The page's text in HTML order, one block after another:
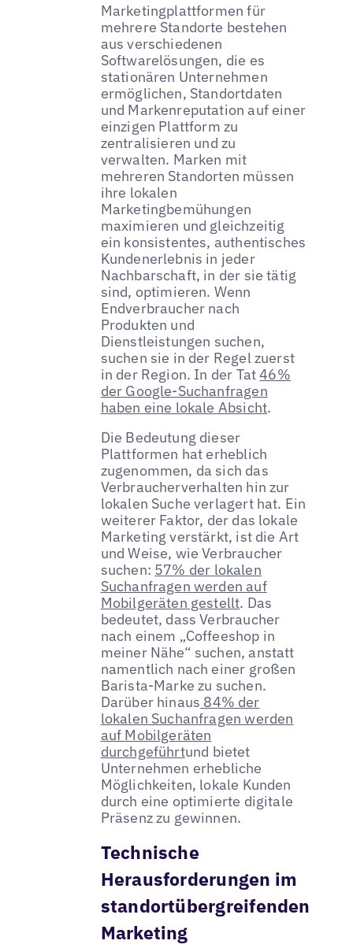
Marketingplattformen für
mehrere Standorte bestehen
aus verschiedenen
Softwarelösungen, die es
stationären Unternehmen
ermöglichen, Standortdaten
und Markenreputation auf einer
einzigen Plattform zu
zentralisieren und zu
verwalten. Marken mit
mehreren Standorten müssen
ihre lokalen
Marketingbemühungen
maximieren und gleichzeitig
ein konsistentes, authentisches
Kundenerlebnis in jeder
Nachbarschaft, in der sie tätig
sind, optimieren. Wenn
Endverbraucher nach
Produkten und
Dienstleistungen suchen,
suchen sie in der Regel zuerst
in der Region. In der Tat46%
der Google-Suchanfragen
haben eine lokale Absicht.
Die Bedeutung dieser
Plattformen hat erheblich
zugenommen, da sich das
Verbraucherverhalten hin zur
lokalen Suche verlagert hat. Ein
weiterer Faktor, der das lokale
Marketing verstärkt, ist die Art
und Weise, wie Verbraucher
suchen: 57% der lokalen
Suchanfragen werden auf
Mobilgeräten gestellt. Das
bedeutet, dass Verbraucher
nach einem „Coffeeshop in
meiner Nähe“ suchen, anstatt
namentlich nach einer großen
Barista-Marke zu suchen.
Darüber hinaus 84% der
lokalen Suchanfragen werden
auf Mobilgeräten
durchgeführtund bietet
Unternehmen erhebliche
Möglichkeiten, lokale Kunden
durch eine optimierte digitale
Präsenz zu gewinnen.
Technische
Herausforderungen im
standortübergreifenden
Marketing